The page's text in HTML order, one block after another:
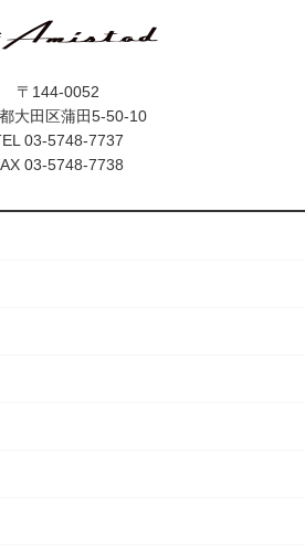
〒144-0052
大田区蒲田5-50-10
03-5748-7737
03-5748-7738